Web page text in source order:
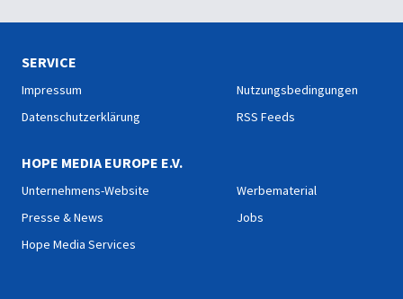
Menschen zu bekennen.
SERVICE
Impressum
Datenschutzerklärung
Nutzungsbedingungen
RSS Feeds
HOPE MEDIA EUROPE E.V.
Unternehmens-Website
Presse & News
Hope Media Services
Werbematerial
Jobs